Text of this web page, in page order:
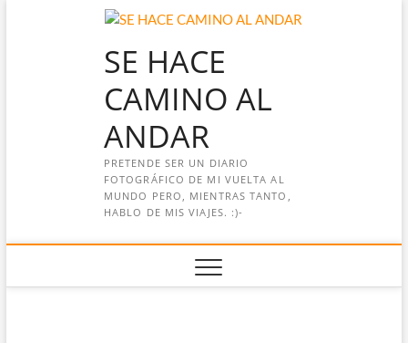
SE HACE
CAMINO AL
ANDAR
PRETENDE SER UN DIARIO
FOTOGRÁFICO DE MI VUELTA AL
MUNDO PERO, MIENTRAS TANTO,
HABLO DE MIS VIAJES. :)-